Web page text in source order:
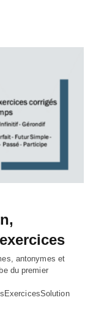
antonymes et
du premier